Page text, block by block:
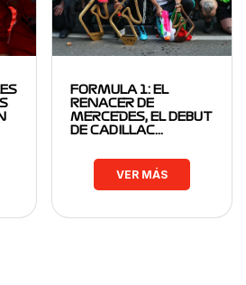
FORMULA 1: EL
RENACER DE
MERCEDES, EL DEBUT
DE CADILLAC…
VER MÁS